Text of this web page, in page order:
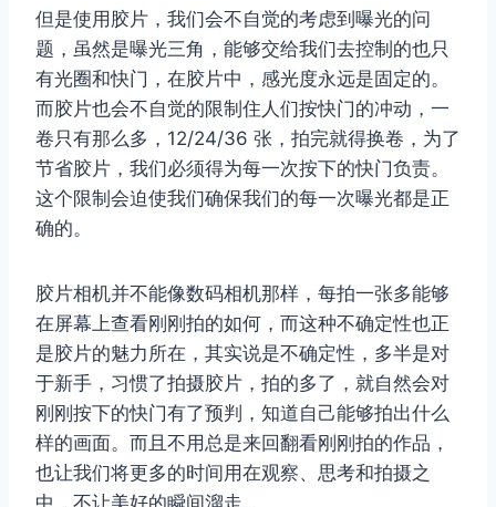
但是使用胶片，我们会不自觉的考虑到曝光的问
题，虽然是曝光三角，能够交给我们去控制的也只
有光圈和快门，在胶片中，感光度永远是固定的。
而胶片也会不自觉的限制住人们按快门的冲动，一
卷只有那么多，12/24/36 张，拍完就得换卷，为了
节省胶片，我们必须得为每一次按下的快门负责。
这个限制会迫使我们确保我们的每一次曝光都是正
确的。
胶片相机并不能像数码相机那样，每拍一张多能够
在屏幕上查看刚刚拍的如何，而这种不确定性也正
是胶片的魅力所在，其实说是不确定性，多半是对
于新手，习惯了拍摄胶片，拍的多了，就自然会对
刚刚按下的快门有了预判，知道自己能够拍出什么
样的画面。而且不用总是来回翻看刚刚拍的作品，
也让我们将更多的时间用在观察、思考和拍摄之
中，不让美好的瞬间溜走。